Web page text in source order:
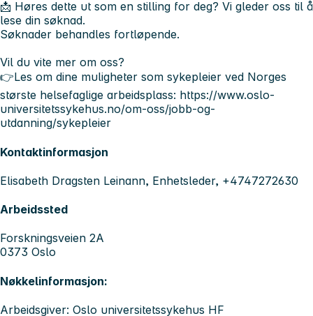
📩 Høres dette ut som en stilling for deg? Vi gleder oss til å
lese din søknad.
Søknader behandles fortløpende.
Vil du vite mer om oss?
👉Les om dine muligheter som sykepleier ved Norges
største helsefaglige arbeidsplass: https://www.oslo-
universitetssykehus.no/om-oss/jobb-og-
utdanning/sykepleier
Kontaktinformasjon
Elisabeth Dragsten Leinann, Enhetsleder, +4747272630
Arbeidssted
Forskningsveien 2A
0373 Oslo
Nøkkelinformasjon:
Arbeidsgiver: Oslo universitetssykehus HF